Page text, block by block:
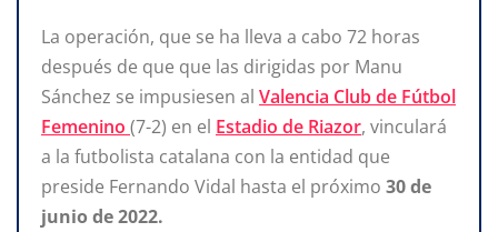
La operación, que se ha lleva a cabo 72 horas
después de que que las dirigidas por Manu
Sánchez se impusiesen al Valencia Club de Fútbol
Femenino (7-2) en el Estadio de Riazor, vinculará
a la futbolista catalana con la entidad que
preside Fernando Vidal hasta el próximo 30 de
junio de 2022.